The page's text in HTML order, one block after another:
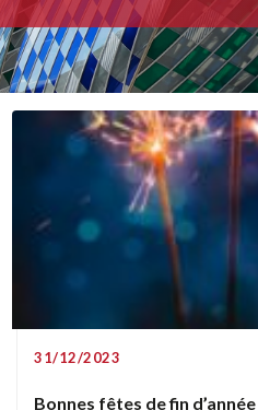
31/12/2023
Bonnes fêtes de fin d’année